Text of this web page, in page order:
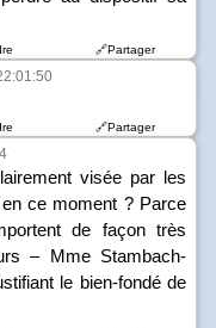
🔗Partager
🔗Partager
visée par les
ce moment ? Parce
de façon très
– Mme Stambach-
le bien-fondé de